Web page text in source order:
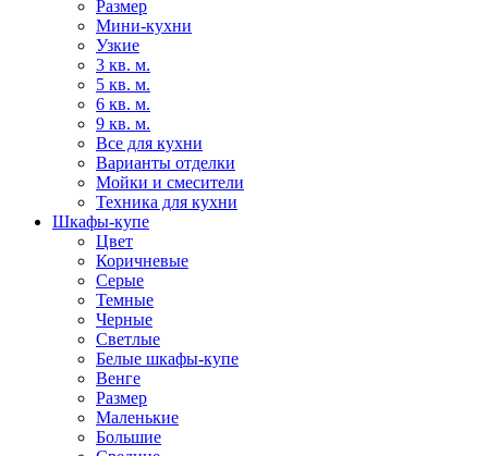
Размер
Мини-кухни
Узкие
3 кв. м.
5 кв. м.
6 кв. м.
9 кв. м.
Все для кухни
Варианты отделки
Мойки и смесители
Техника для кухни
Шкафы-купе
Цвет
Коричневые
Серые
Темные
Черные
Светлые
Белые шкафы-купе
Венге
Размер
Маленькие
Большие